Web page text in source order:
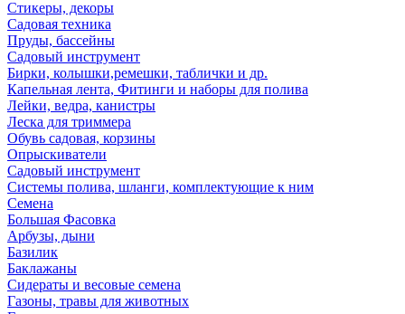
Стикеры, декоры
Садовая техника
Пруды, бассейны
Садовый инструмент
Бирки, колышки,ремешки, таблички и др.
Капельная лента, Фитинги и наборы для полива
Лейки, ведра, канистры
Леска для триммера
Обувь садовая, корзины
Опрыскиватели
Садовый инструмент
Системы полива, шланги, комплектующие к ним
Семена
Большая Фасовка
Арбузы, дыни
Базилик
Баклажаны
Сидераты и весовые семена
Газоны, травы для животных